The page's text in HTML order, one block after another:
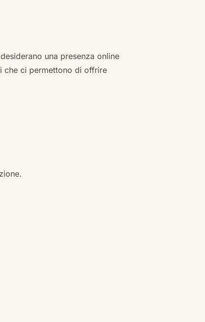
una presenza online
che ci permettono di offrire